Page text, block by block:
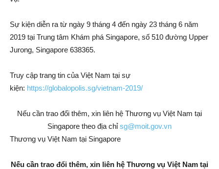
Sự kiện diễn ra từ ngày 9 tháng 4 đến ngày 23 tháng 6 năm
2019 tại Trung tâm Khám phá Singapore, số 510 đường Upper
Jurong, Singapore 638365.
Truy cập trang tin của Việt Nam tại sự
kiện: https://globalopolis.sg/vietnam-2019/
Nếu cần trao đổi thêm, xin liên hệ Thương vụ Việt Nam tại
Singapore theo địa chỉsg@moit.gov.vn
Thương vụ Việt Nam tại Singapore
Nếu cần trao đổi thêm, xin liên hệ Thương vụ Việt Nam tại